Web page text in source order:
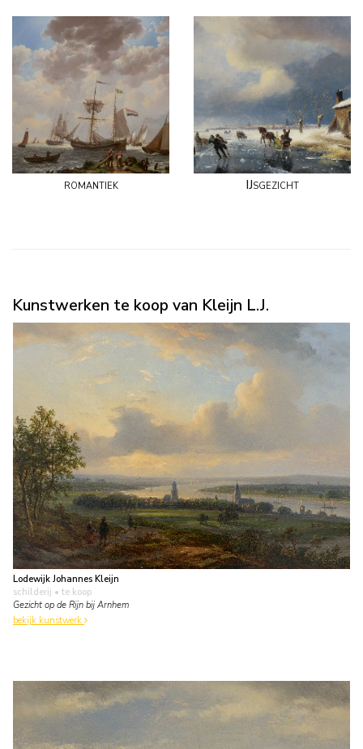
romantiek IJsgezicht
Kunstwerken te koop van Kleijn L.J.
Lodewijk Johannes Kleijn
schilderij • te koop
Gezicht op de Rijn bij Arnhem
bekijk kunstwerk